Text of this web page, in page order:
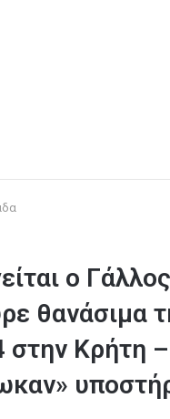
ο
θανάσιμα
στην Κρήτη